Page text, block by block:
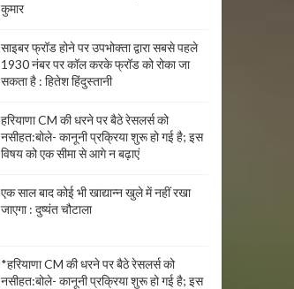
कुमार
साइबर फ्रॉड होने पर उपभोक्ता द्वारा सबसे पहले
1930 नंबर पर कॉल करके फ्रॉड को रोका जा
सकता है : हितेश हिंदुस्तानी
हरियाणा CM की धरने पर बैठे रेसलर्स को
नसीहत:बोले- कानूनी प्रक्रिया शुरू हो गई है; इस
विषय को एक सीमा से आगे न बढ़ाएं
एक साल बाद कोई भी खाद्यान्न खुले में नहीं रखा
जाएगा : दुष्यंत चौटाला
*हरियाणा CM की धरने पर बैठे रेसलर्स को
नसीहत:बोले- कानूनी प्रक्रिया शुरू हो गई है; इस